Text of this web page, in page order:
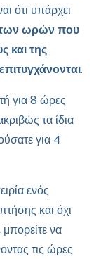
ότι υπάρχει
των ωρών που
και της
.
για 8 ώρες
τα ίδια
για 4
ενός
και όχι
μπορείτε να
τις ώρες